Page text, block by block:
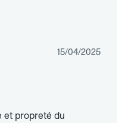
15/04/2025
et propreté du